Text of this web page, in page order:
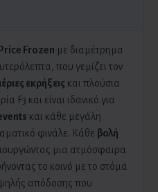
Frozen με διαμέτρημα
που γεμίζει τον
εκρήξεις και πλούσια
F3 και είναι ιδανικό για
και κάθε μεγάλη
φινάλε. Κάθε βολή
μια ατμόσφαιρα
το κοινό με το στόμα
απόδοσης που